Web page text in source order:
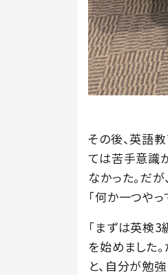
その後、英語
ては苦手意識
なかった。だ
「何か一つや
「まずは英検
を始めました
と、自分が勉